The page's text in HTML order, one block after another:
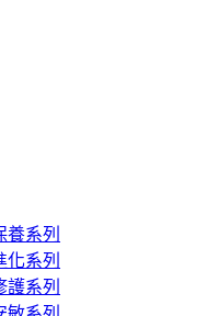
養系列
化系列
護系列